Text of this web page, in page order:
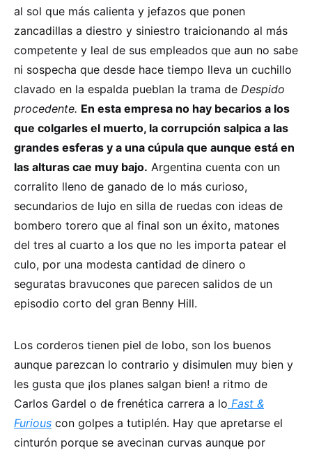
al sol que más calienta y jefazos que ponen
zancadillas a diestro y siniestro traicionando al más
competente y leal de sus empleados que aun no sabe
ni sospecha que desde hace tiempo lleva un cuchillo
clavado en la espalda pueblan la trama de Despido
procedente. En esta empresa no hay becarios a los
que colgarles el muerto, la corrupción salpica a las
grandes esferas y a una cúpula que aunque está en
las alturas cae muy bajo. Argentina cuenta con un
corralito lleno de ganado de lo más curioso,
secundarios de lujo en silla de ruedas con ideas de
bombero torero que al final son un éxito, matones
del tres al cuarto a los que no les importa patear el
culo, por una modesta cantidad de dinero o
seguratas bravucones que parecen salidos de un
episodio corto del gran Benny Hill.
Los corderos tienen piel de lobo, son los buenos
aunque parezcan lo contrario y disimulen muy bien y
les gusta que ¡los planes salgan bien! a ritmo de
Carlos Gardel o de frenética carrera a lo Fast &
Furious con golpes a tutiplén. Hay que apretarse el
cinturón porque se avecinan curvas aunque por